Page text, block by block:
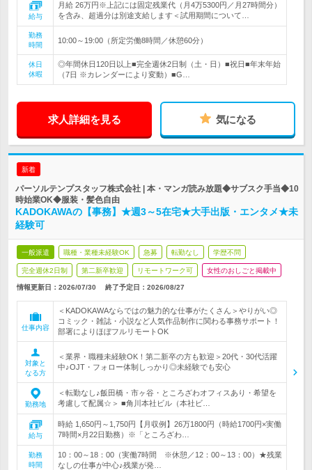
給与
月給 26万円※上記には固定残業代（月4万5300円／月27時間分）
を含み、超過分は別途支給します＜試用期間について…
勤務
時間
10:00～19:00（所定労働8時間／休憩60分）
休日
休暇
◎年間休日120日以上■完全週休2日制（土・日）■祝日■年末年始
（7日 ※カレンダーにより変動）■G…
求人詳細を見る 気になる
新着
パーソルテンプスタッフ株式会社 | 本・マンガ読み放題◆サブスク手当◆10
時始業OK◆服装・髪色自由
KADOKAWAの【事務】★週3～5在宅★大手出版・エンタメ★未
経験可
一般派遣 職種・業種未経験OK 急募 転勤なし 学歴不問
完全週休2日制 第二新卒歓迎 リモートワーク可 女性のおしごと掲載中
情報更新日：2026/07/30 終了予定日： 2026/08/27
仕事内容
＜KADOKAWAならではの魅力的な仕事がたくさん＞やりがい◎
コミック・雑誌・小説など人気作品制作に関わる事務サポート！
部署によりほぼフルリモートOK
対象と
なる方
＜業界・職種未経験OK！第二新卒の方も歓迎＞20代・30代活躍
中♪OJT・フォロー体制しっかり◎未経験でも安心
勤務地
＜転勤なし♪飯田橋・市ヶ谷・ところざわオフィスあり・希望を
考慮して配属☆＞ ■角川本社ビル（本社ビ…
給与
時給 1,650円～1,750円【月収例】26万1800円（時給1700円×実働
7時間×月22日勤務）※「ところざわ…
勤務
時間
10：00～18：00（実働7時間 ※休憩／12：00～13：00）★残業
なしの仕事が中心♪残業が発…